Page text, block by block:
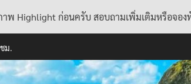
พ Highlight ก่อนครับ สอบถามเพิ่มเติมหรือจอ
ม.